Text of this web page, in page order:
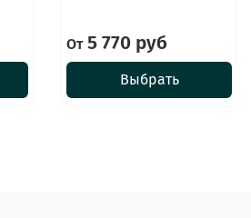
От5 770 руб
Выбрать